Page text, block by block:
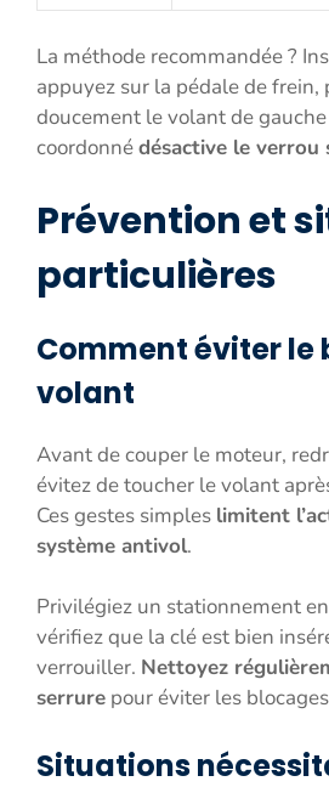
La méthode recommandée ?
appuyez sur la pédale de frein,
doucement le volant de
coordonnédésactive le verrou
Prévention et
particulières
Comment éviter le
volant
Avant de couper le moteur,
évitez de toucher le volant
Ces gestes simples limitent
système antivol.
Privilégiez un stationnement
vérifiez que la clé est bien
verrouiller. Nettoyez
serrure pour éviter les
Situations